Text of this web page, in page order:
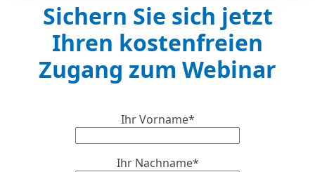
Sichern Sie sich jetzt
Ihren kostenfreien
Zugang zum Webinar
Ihr Vorname*
Ihr Nachname*